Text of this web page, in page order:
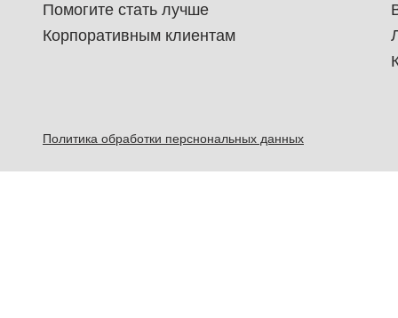
Помогите стать лучше
Корпоративным клиентам
Политика обработки перснональных данных